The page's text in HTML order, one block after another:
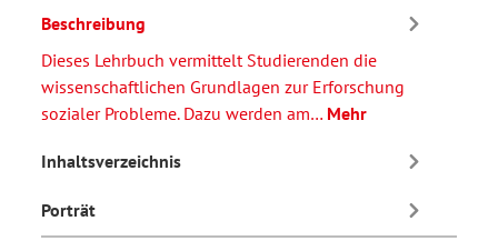
Beschreibung
Dieses Lehrbuch vermittelt Studierenden die
wissenschaftlichen Grundlagen zur Erforschung
sozialer Probleme. Dazu werden am… Mehr
Inhaltsverzeichnis
Porträt